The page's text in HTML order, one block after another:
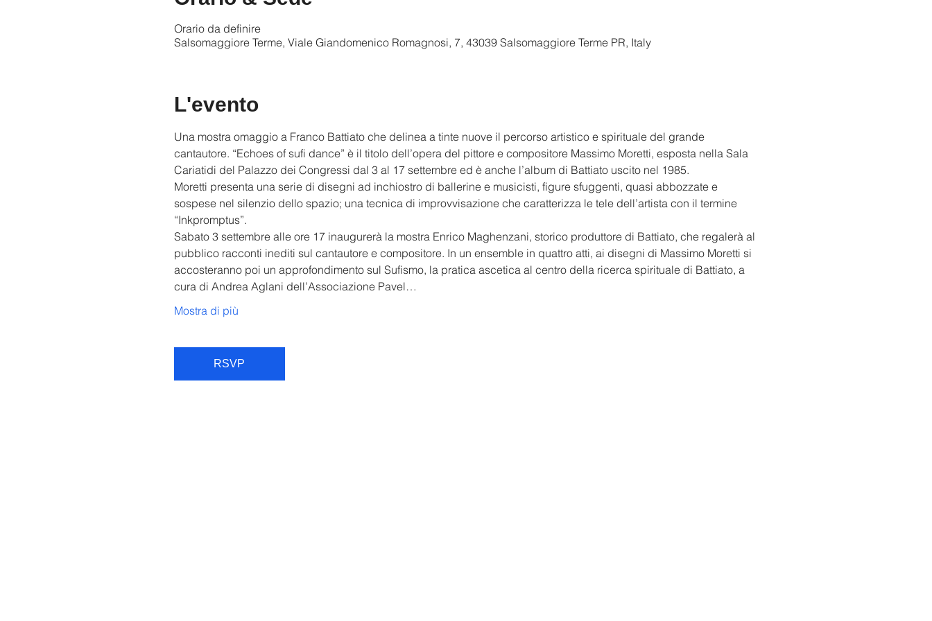
Orario da definire
Salsomaggiore Terme, Viale Giandomenico Romagnosi, 7, 43039 Salsomaggiore Terme PR, Italy
L'evento
Una mostra omaggio a Franco Battiato che delinea a tinte nuove il percorso artistico e spirituale del grande
cantautore. “Echoes of sufi dance” è il titolo dell’opera del pittore e compositore Massimo Moretti, esposta nella Sala
Cariatidi del Palazzo dei Congressi dal 3 al 17 settembre ed è anche l’album di Battiato uscito nel 1985.
Moretti presenta una serie di disegni ad inchiostro di ballerine e musicisti, figure sfuggenti, quasi abbozzate e
sospese nel silenzio dello spazio; una tecnica di improvvisazione che caratterizza le tele dell’artista con il termine
“Inkpromptus”.
Sabato 3 settembre alle ore 17 inaugurerà la mostra Enrico Maghenzani, storico produttore di Battiato, che regalerà al
pubblico racconti inediti sul cantautore e compositore. In un ensemble in quattro atti, ai disegni di Massimo Moretti si
accosteranno poi un approfondimento sul Sufismo, la pratica ascetica al centro della ricerca spirituale di Battiato, a
cura di Andrea Aglani dell’Associazione Pavel…
Mostra di più
RSVP